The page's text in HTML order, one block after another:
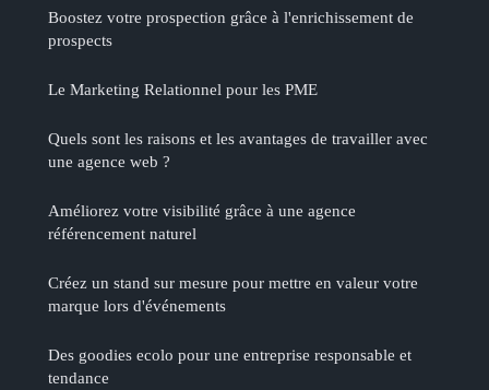
Boostez votre prospection grâce à l'enrichissement de
prospects
Le Marketing Relationnel pour les PME
Quels sont les raisons et les avantages de travailler avec
une agence web ?
Améliorez votre visibilité grâce à une agence
référencement naturel
Créez un stand sur mesure pour mettre en valeur votre
marque lors d'événements
Des goodies ecolo pour une entreprise responsable et
tendance